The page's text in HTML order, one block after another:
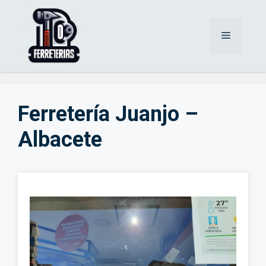
Menú
Ferretería Juanjo –
Albacete